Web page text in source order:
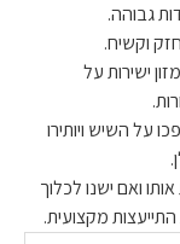
גבוהה.
וקשיח.
ישירות על
על השיש ויותירו
ואם ישנו לכלוך
מקצועית.